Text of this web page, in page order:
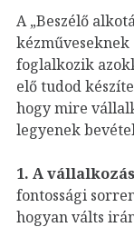
A „Beszélő
kézműveseknek
foglalkozik
elő tudod
hogy mire
legyenek
1. A
fontossági
hogyan válts